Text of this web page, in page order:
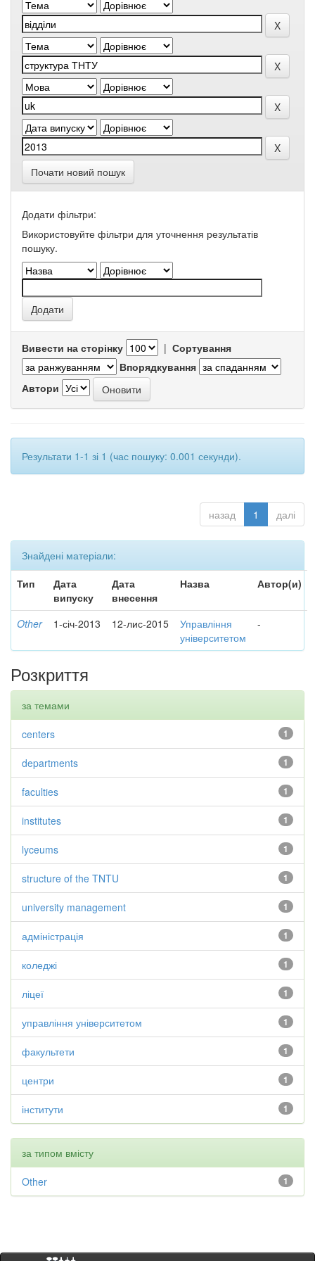
Почати новий пошук
Додати фільтри:
Використовуйте фільтри для уточнення результатів
пошуку.
Вивести на сторінку | Сортування
Впорядкування
Автори
Результати 1-1 зі 1 (час пошуку: 0.001 секунди).
назад 1 далі
Знайдені матеріали:
Тип
Дата
випуску
Дата
внесення
Назва Автор(и)
Other 1-січ-2013 12-лис-2015
Управління
університетом
-
Розкриття
за темами
1
centers
1
departments
1
faculties
1
institutes
1
lyceums
1
structure of the TNTU
1
university management
1
адміністрація
1
коледжі
1
ліцеї
1
управління університетом
1
факультети
1
центри
1
інститути
за типом вмісту
1
Other